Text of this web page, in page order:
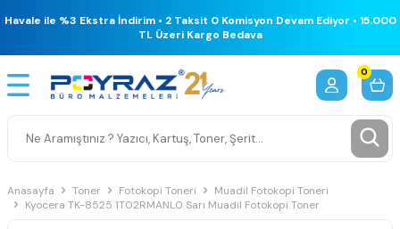
Havale ile %3 Ekstra İndirim • 2 Taksit 0 Komisyon Devam Ediyor • 15.000
TL Üzeri Kargo Bedava
0
Anasayfa Toner Fotokopi Toneri
Muadil Fotokopi Toneri
Kyocera TK-8525 1T02RMANL0 Sarı Muadil Fotokopi Toner